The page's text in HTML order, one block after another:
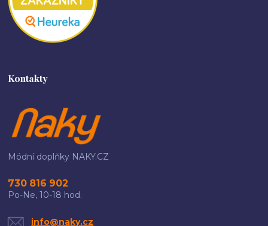
Kontakty
Módní doplňky NAKY.CZ
730 816 902
Po-Ne, 10-18 hod.
info@naky.cz